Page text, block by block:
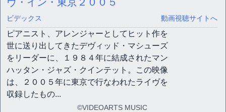
ビデックス 動画視聴サイトへ
ピアニスト、アレンジャーとしてヒット作を
世に送り出してきたデヴィッド・マシューズ
をリーダーに、１９８４年に結成されたマン
ハッタン・ジャズ・クインテット。この映像
は、２００５年に東京で行なわれたライヴを
収録したもの...
©VIDEOARTS MUSIC